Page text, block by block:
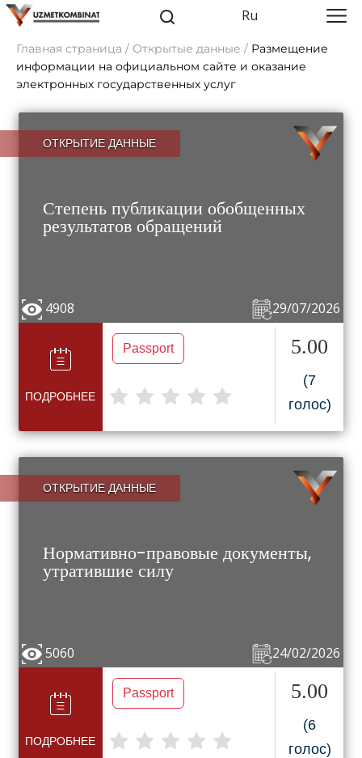
Ru
Главная страница / Открытые данные / Размещение
информации на официальном сайте и оказание
электронных государственных услуг
ОТКРЫТИЕ ДАННЫЕ
Степень публикации обобщенных
результатов обращений
29/07/2026
4908
ПОДРОБНЕЕ
Passport 5.00
(7
голос)
ОТКРЫТИЕ ДАННЫЕ
Нормативно-правовые документы,
утратившие силу
24/02/2026
5060
ПОДРОБНЕЕ
Passport 5.00
(6
голос)